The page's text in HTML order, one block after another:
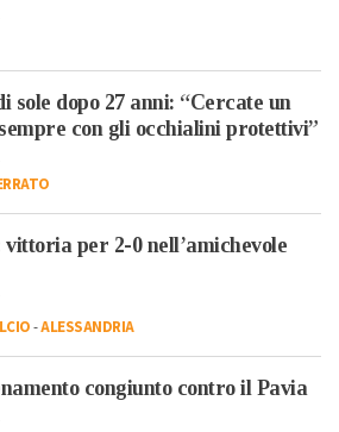
sole dopo 27 anni: “Cercate un
con gli occhialini protettivi”
per 2-0 nell’amichevole
-ALESSANDRIA
congiunto contro il Pavia